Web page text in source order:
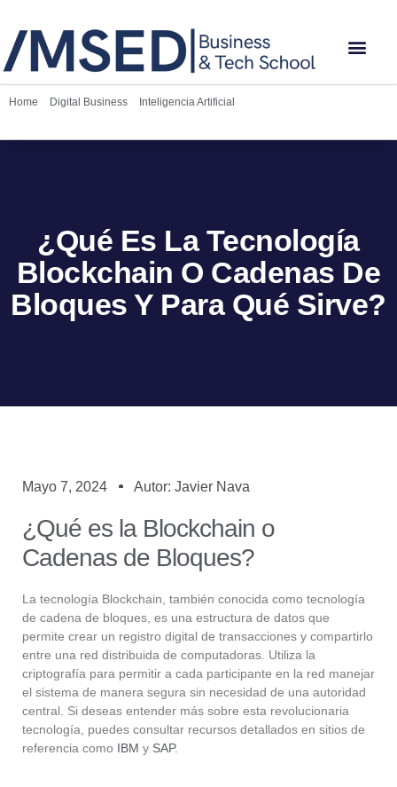
Home Digital Business Inteligencia Artificial
¿Qué Es La Tecnología
Blockchain O Cadenas De
Bloques Y Para Qué Sirve?
Mayo 7, 2024 Autor: Javier Nava
¿Qué es la Blockchain o
Cadenas de Bloques?
La tecnología Blockchain, también conocida como tecnología
de cadena de bloques, es una estructura de datos que
permite crear un registro digital de transacciones y compartirlo
entre una red distribuida de computadoras. Utiliza la
criptografía para permitir a cada participante en la red manejar
el sistema de manera segura sin necesidad de una autoridad
central. Si deseas entender más sobre esta revolucionaria
tecnología, puedes consultar recursos detallados en sitios de
referencia como IBM y SAP.